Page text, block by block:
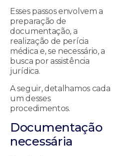
Esses passos envolvem a
preparação de
documentação, a
realização de perícia
médica e, se necessário, a
busca por assistência
jurídica.
A seguir, detalhamos cada
um desses
procedimentos.
Documentação
necessária